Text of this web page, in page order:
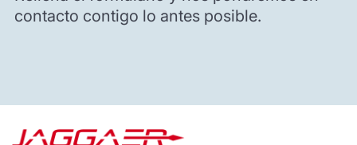
contacto contigo lo antes posible.